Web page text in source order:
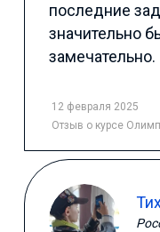
последние
значительно
замечательно.
12 февраля 2025
Отзыв о курсе